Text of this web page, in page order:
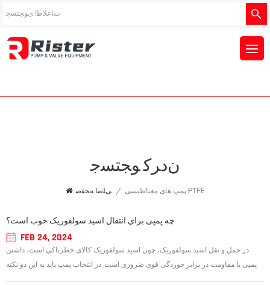
ﻥﺩﺮﮐ ﻮﺠﺘﺴﺟ
ﯽﻠﺻﺍ ﻪﺤﻔﺻ / پمپ های مغناطیسی PTFE
چه پمپی برای انتقال اسید سولفوریک خوب است؟
FEB 24, 2024
در حمل و نقل اسید سولفوریک، چون اسید سولفوریک کالای خطرناکی است، داشتن
پمپی با مقاومت در برابر خوردگی قوی ضروری است. در انتخاب پمپ باید به این دو نکته